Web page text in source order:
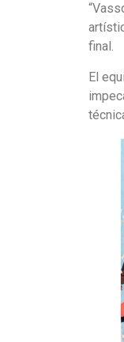
final.
El